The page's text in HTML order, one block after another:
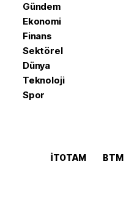
Gündem
Ekonomi
Finans
Sektörel
Dünya
Teknoloji
Spor
İTOTAM BTM